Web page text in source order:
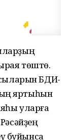
төштө.
БДИ-
яртыһын
уларға
буйынса